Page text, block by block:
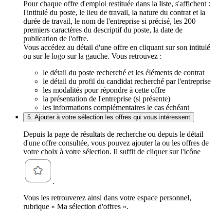
Pour chaque offre d'emploi restituée dans la liste, s'affichent :
l'intitulé du poste, le lieu de travail, la nature du contrat et la
durée de travail, le nom de l'entreprise si précisé, les 200
premiers caractères du descriptif du poste, la date de
publication de l'offre.
Vous accédez au détail d'une offre en cliquant sur son intitulé
ou sur le logo sur la gauche. Vous retrouvez :
le détail du poste recherché et les éléments de contrat
le détail du profil du candidat recherché par l'entreprise
les modalités pour répondre à cette offre
la présentation de l'entreprise (si présente)
les informations complémentaires le cas échéant
5. Ajouter à votre sélection les offres qui vous intéressent
Depuis la page de résultats de recherche ou depuis le détail
d'une offre consultée, vous pouvez ajouter la ou les offres de
votre choix à votre sélection. Il suffit de cliquer sur l'icône
.
Vous les retrouverez ainsi dans votre espace personnel,
rubrique « Ma sélection d'offres ».